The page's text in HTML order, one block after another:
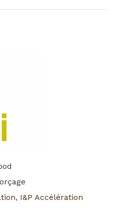
, I&P Accélération